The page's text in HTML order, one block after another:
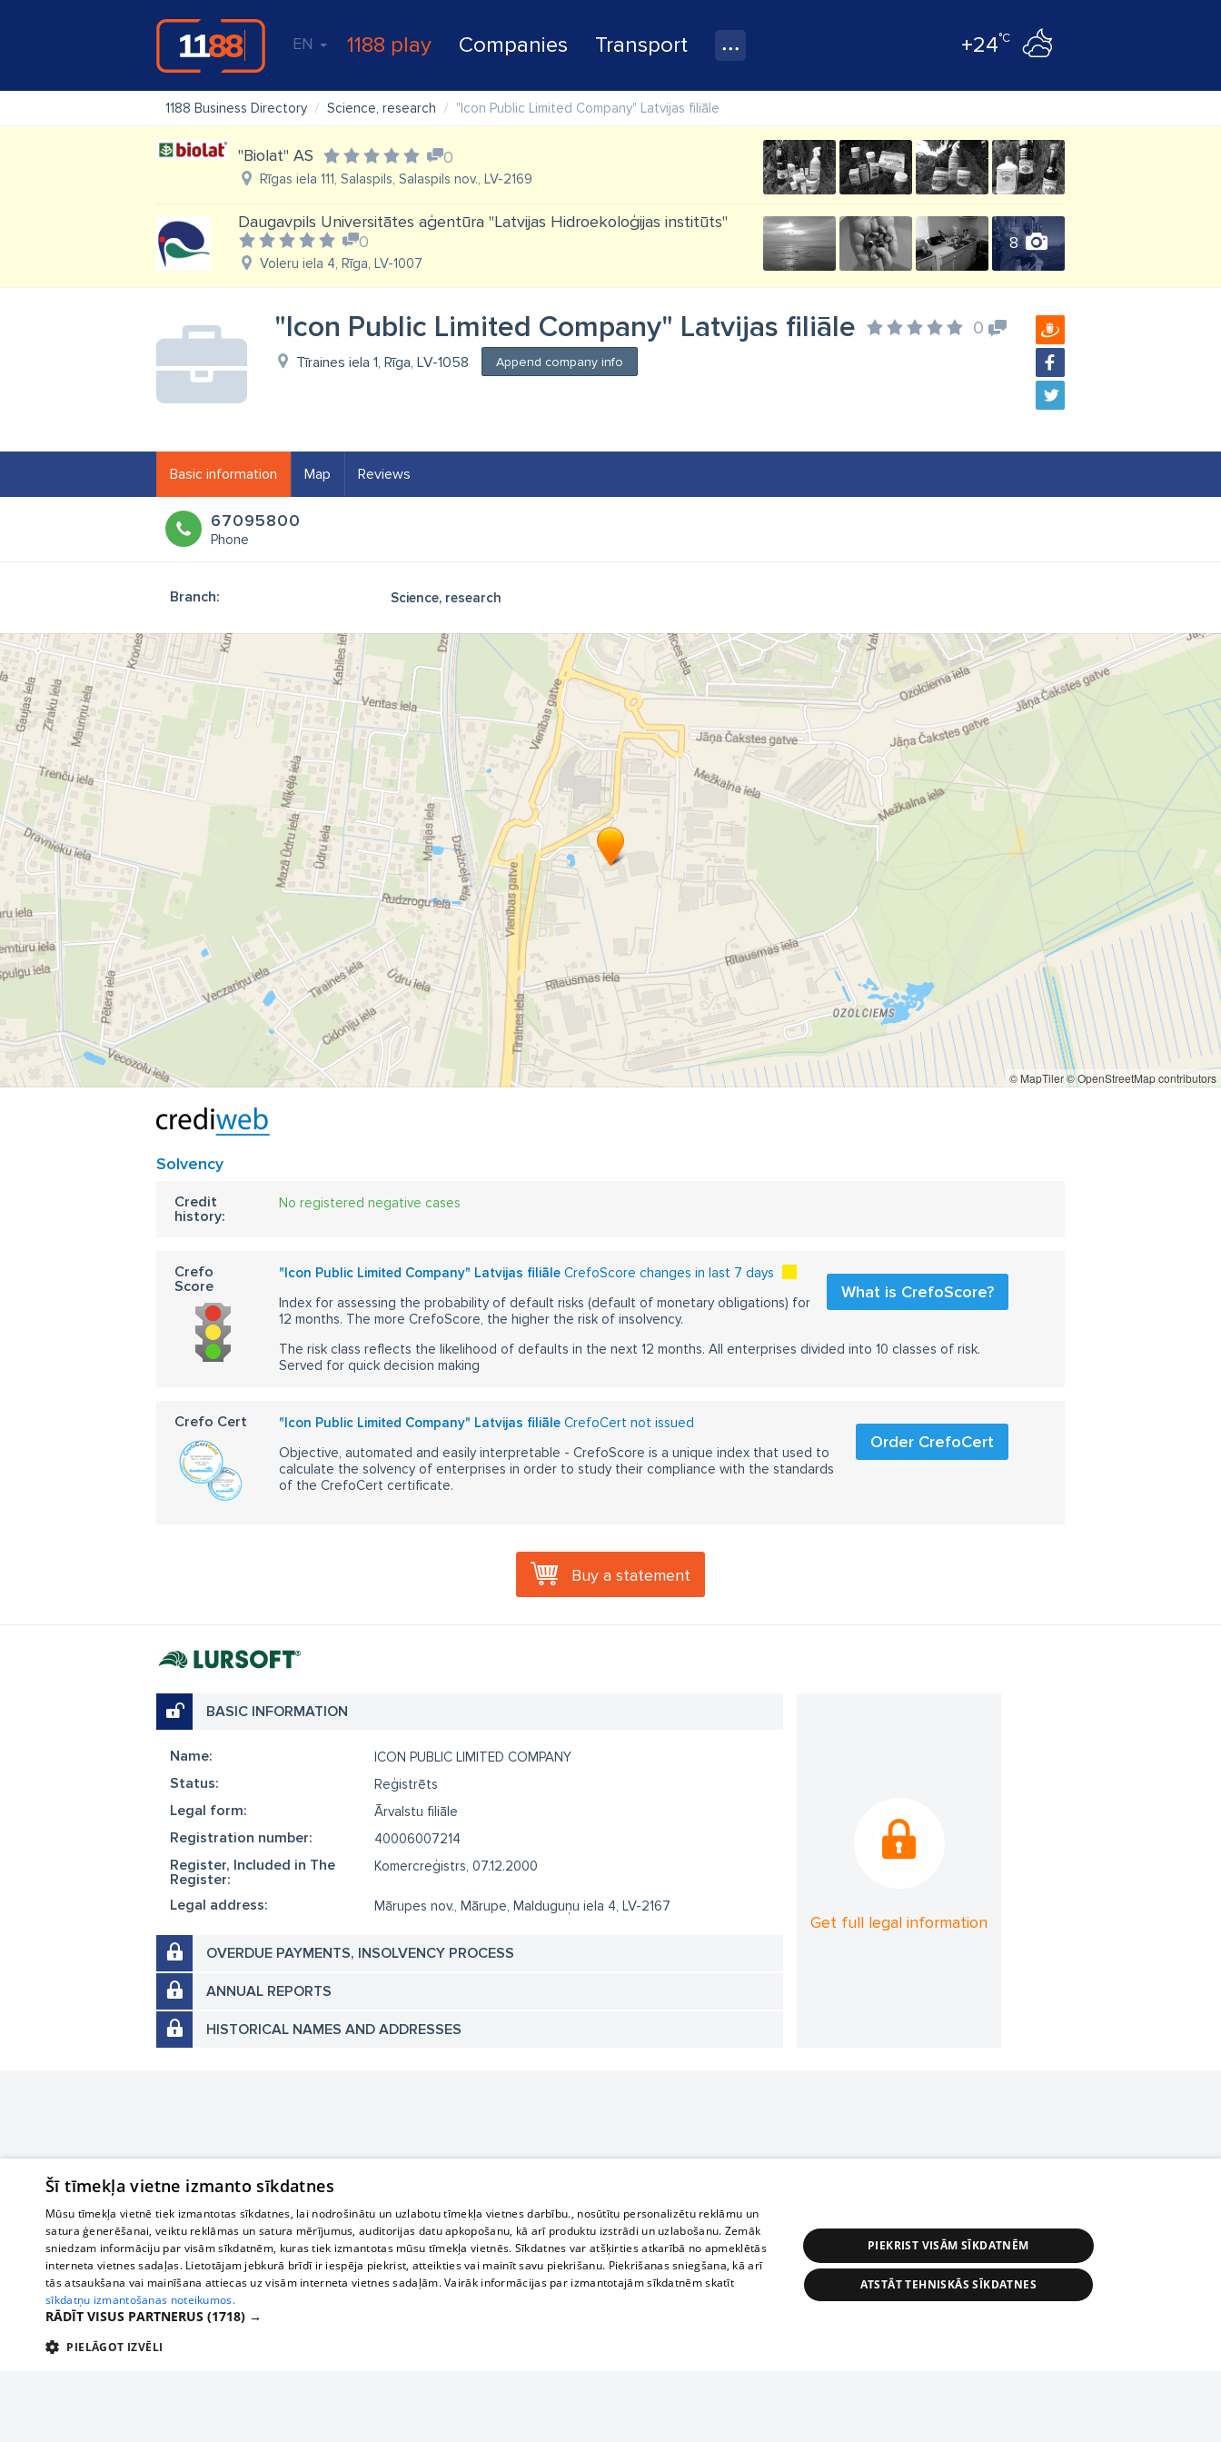
EN 1188 play Companies Transport +24°C
1188 Business Directory Science, research "Icon Public Limited Company" Latvijas filiāle
"Biolat" AS 0
Rīgas iela 111, Salaspils, Salaspils nov., LV-2169
Daugavpils Universitātes aģentūra "Latvijas Hidroekoloģijas institūts"
0
Voleru iela 4, Rīga, LV-1007
8
"Icon Public Limited Company" Latvijas filiāle 0
Tīraines iela 1, Rīga, LV-1058 Append company info
Basic information Map Reviews
67095800
Phone
Branch: Science, research
© MapTiler© OpenStreetMap contributors
Solvency
Credit
history:
No registered negative cases
Crefo
Score
"Icon Public Limited Company" Latvijas filiāle CrefoScore changes in last 7 days
What is CrefoScore?
Index for assessing the probability of default risks (default of monetary obligations) for
12 months. The more CrefoScore, the higher the risk of insolvency.
The risk class reflects the likelihood of defaults in the next 12 months. All enterprises divided into 10 classes of risk.
Served for quick decision making
Crefo Cert "Icon Public Limited Company" Latvijas filiāle CrefoCert not issued
Order CrefoCert
Objective, automated and easily interpretable - CrefoScore is a unique index that used to
calculate the solvency of enterprises in order to study their compliance with the standards
of the CrefoCert certificate.
Buy a statement
BASIC INFORMATION
Name: ICON PUBLIC LIMITED COMPANY
Status: Reģistrēts
Legal form: Ārvalstu filiāle
Registration number: 40006007214
Register, Included in The
Register:
Komercreģistrs, 07.12.2000
Legal address: Mārupes nov., Mārupe, Malduguņu iela 4, LV-2167
OVERDUE PAYMENTS, INSOLVENCY PROCESS
ANNUAL REPORTS
HISTORICAL NAMES AND ADDRESSES
Get full legal information
Šī tīmekļa vietne izmanto sīkdatnes
Mūsu tīmekļa vietnē tiek izmantotas sīkdatnes, lai nodrošinātu un uzlabotu tīmekļa vietnes darbību., nosūtītu personalizētu reklāmu un
satura ģenerēšanai, veiktu reklāmas un satura mērījumus, auditorijas datu apkopošanu, kā arī produktu izstrādi un uzlabošanu. Zemāk
sniedzam informāciju par visām sīkdatnēm, kuras tiek izmantotas mūsu tīmekļa vietnēs. Sīkdatnes var atšķirties atkarībā no apmeklētās
interneta vietnes sadaļas. Lietotājam jebkurā brīdī ir iespēja piekrist, atteikties vai mainīt savu piekrišanu. Piekrišanas sniegšana, kā arī
tās atsaukšana vai mainīšana attiecas uz visām interneta vietnes sadaļām. Vairāk informācijas par izmantotajām sīkdatnēm skatīt
sīkdatņu izmantošanas noteikumos.
RĀDĪT VISUS PARTNERUS (1718) →
PIELĀGOT IZVĒLI
PIEKRIST VISĀM SĪKDATNĒM
ATSTĀT TEHNISKĀS SĪKDATNES